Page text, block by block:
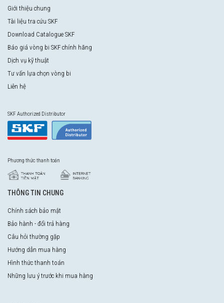
Giới thiệu chung
Tài liệu tra cứu SKF
Download Catalogue SKF
Báo giá vòng bi SKF chính hãng
Dịch vụ kỹ thuật
Tư vấn lựa chọn vòng bi
Liên hệ
SKF Authorized Distributor
Phương thức thanh toán
THÔNG TIN CHUNG
Chính sách bảo mật
Bảo hành - đổi trả hàng
Câu hỏi thường gặp
Hướng dẫn mua hàng
Hình thức thanh toán
Những lưu ý trước khi mua hàng